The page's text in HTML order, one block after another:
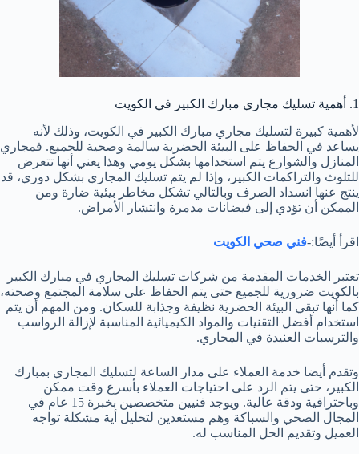
1. أهمية تسليك مجاري مبارك الكبير في الكويت
لأهمية كبيرة لتسليك مجاري مبارك الكبير في الكويت، وذلك لأنه
يساعد في الحفاظ على البيئة الحضرية سالمة وصحية للجميع. فمجاري
المنازل والشوارع يتم استخدامها بشكل يومي وهذا يعني أنها تتعرض
للتلوث والتراكمات الكبير، وإذا لم يتم تسليك المجاري بشكل دوري، قد
ينتج عنها انسداد الصرف وبالتالي تشكل مخاطر بيئية ضارة ومن
الممكن أن تؤدي إلى فيضانات مدمرة وانتشار الأمراض.
اقرأ أيضًا:-فني صحي الكويت
تعتبر الخدمات المقدمة من شركات تسليك المجاري في مبارك الكبير
بالكويت ضرورية للجميع حتى يتم الحفاظ على سلامة المجتمع وصحته،
كما أنها تبقي البيئة الحضرية نظيفة وجذابة للسكان. ومن المهم أن يتم
استخدام أفضل التقنيات والمواد الكيميائية المناسبة لإزالة الرواسب
والترسبات العنيدة في المجاري.
وتقدم أيضا خدمة العملاء على مدار الساعة لتسليك المجاري بمبارك
الكبير، حتى يتم الرد على احتياجات العملاء بأسرع وقت ممكن
وباحترافية ودقة عالية. ويوجد فنيين متخصصين بخبرة 15 عام في
المجال الصحي والسباكة وهم مستعدين لتحليل أية مشكلة تواجه
العميل وتقديم الحل المناسب له.